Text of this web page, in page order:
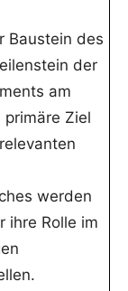
Baustein des
der
am
primäre Ziel
werden
ihre Rolle im